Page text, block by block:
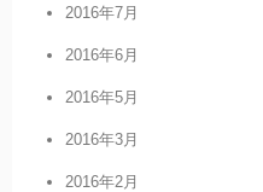
2016年7月
2016年6月
2016年5月
2016年3月
2016年2月